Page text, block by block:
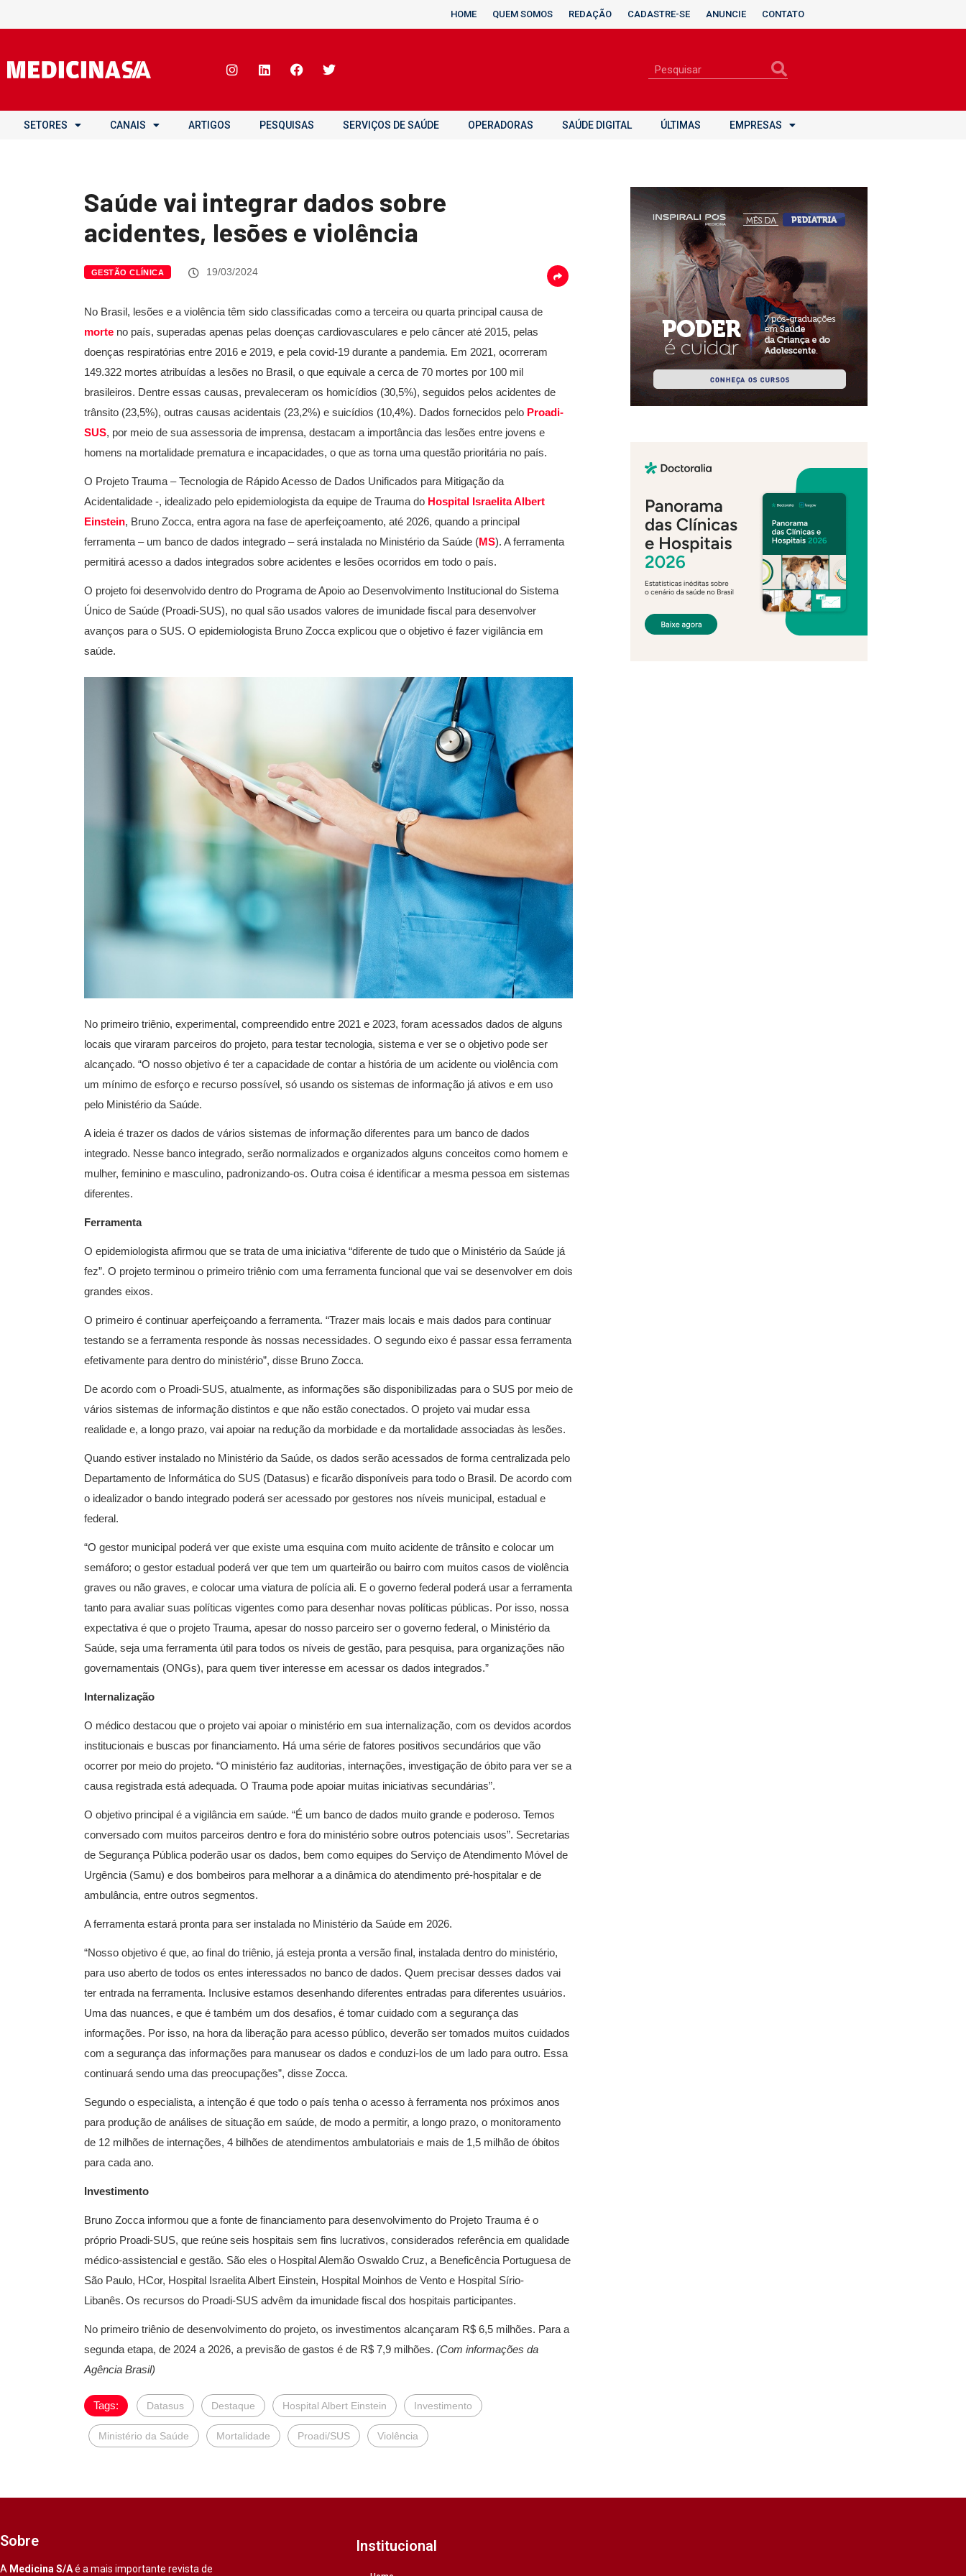
HOME QUEM SOMOS REDAÇÃO CADASTRE-SE ANUNCIE CONTATO
SETORES CANAIS ARTIGOS PESQUISAS SERVIÇOS DE SAÚDE OPERADORAS SAÚDE DIGITAL ÚLTIMAS EMPRESAS
Saúde vai integrar dados sobre
acidentes, lesões e violência
GESTÃO CLÍNICA 19/03/2024
No Brasil, lesões e a violência têm sido classificadas como a terceira ou quarta principal causa de
morte no país, superadas apenas pelas doenças cardiovasculares e pelo câncer até 2015, pelas
doenças respiratórias entre 2016 e 2019, e pela covid-19 durante a pandemia. Em 2021, ocorreram
149.322 mortes atribuídas a lesões no Brasil, o que equivale a cerca de 70 mortes por 100 mil
brasileiros. Dentre essas causas, prevaleceram os homicídios (30,5%), seguidos pelos acidentes de
trânsito (23,5%), outras causas acidentais (23,2%) e suicídios (10,4%). Dados fornecidos pelo Proadi-
SUS, por meio de sua assessoria de imprensa, destacam a importância das lesões entre jovens e
homens na mortalidade prematura e incapacidades, o que as torna uma questão prioritária no país.
O Projeto Trauma – Tecnologia de Rápido Acesso de Dados Unificados para Mitigação da
Acidentalidade -, idealizado pelo epidemiologista da equipe de Trauma do Hospital Israelita Albert
Einstein, Bruno Zocca, entra agora na fase de aperfeiçoamento, até 2026, quando a principal
ferramenta – um banco de dados integrado – será instalada no Ministério da Saúde (MS). A ferramenta
permitirá acesso a dados integrados sobre acidentes e lesões ocorridos em todo o país.
O projeto foi desenvolvido dentro do Programa de Apoio ao Desenvolvimento Institucional do Sistema
Único de Saúde (Proadi-SUS), no qual são usados valores de imunidade fiscal para desenvolver
avanços para o SUS. O epidemiologista Bruno Zocca explicou que o objetivo é fazer vigilância em
saúde.
No primeiro triênio, experimental, compreendido entre 2021 e 2023, foram acessados dados de alguns
locais que viraram parceiros do projeto, para testar tecnologia, sistema e ver se o objetivo pode ser
alcançado. “O nosso objetivo é ter a capacidade de contar a história de um acidente ou violência com
um mínimo de esforço e recurso possível, só usando os sistemas de informação já ativos e em uso
pelo Ministério da Saúde.
A ideia é trazer os dados de vários sistemas de informação diferentes para um banco de dados
integrado. Nesse banco integrado, serão normalizados e organizados alguns conceitos como homem e
mulher, feminino e masculino, padronizando-os. Outra coisa é identificar a mesma pessoa em sistemas
diferentes.
Ferramenta
O epidemiologista afirmou que se trata de uma iniciativa “diferente de tudo que o Ministério da Saúde já
fez”. O projeto terminou o primeiro triênio com uma ferramenta funcional que vai se desenvolver em dois
grandes eixos.
O primeiro é continuar aperfeiçoando a ferramenta. “Trazer mais locais e mais dados para continuar
testando se a ferramenta responde às nossas necessidades. O segundo eixo é passar essa ferramenta
efetivamente para dentro do ministério”, disse Bruno Zocca.
De acordo com o Proadi-SUS, atualmente, as informações são disponibilizadas para o SUS por meio de
vários sistemas de informação distintos e que não estão conectados. O projeto vai mudar essa
realidade e, a longo prazo, vai apoiar na redução da morbidade e da mortalidade associadas às lesões.
Quando estiver instalado no Ministério da Saúde, os dados serão acessados de forma centralizada pelo
Departamento de Informática do SUS (Datasus) e ficarão disponíveis para todo o Brasil. De acordo com
o idealizador o bando integrado poderá ser acessado por gestores nos níveis municipal, estadual e
federal.
“O gestor municipal poderá ver que existe uma esquina com muito acidente de trânsito e colocar um
semáforo; o gestor estadual poderá ver que tem um quarteirão ou bairro com muitos casos de violência
graves ou não graves, e colocar uma viatura de polícia ali. E o governo federal poderá usar a ferramenta
tanto para avaliar suas políticas vigentes como para desenhar novas políticas públicas. Por isso, nossa
expectativa é que o projeto Trauma, apesar do nosso parceiro ser o governo federal, o Ministério da
Saúde, seja uma ferramenta útil para todos os níveis de gestão, para pesquisa, para organizações não
governamentais (ONGs), para quem tiver interesse em acessar os dados integrados.”
Internalização
O médico destacou que o projeto vai apoiar o ministério em sua internalização, com os devidos acordos
institucionais e buscas por financiamento. Há uma série de fatores positivos secundários que vão
ocorrer por meio do projeto. “O ministério faz auditorias, internações, investigação de óbito para ver se a
causa registrada está adequada. O Trauma pode apoiar muitas iniciativas secundárias”.
O objetivo principal é a vigilância em saúde. “É um banco de dados muito grande e poderoso. Temos
conversado com muitos parceiros dentro e fora do ministério sobre outros potenciais usos”. Secretarias
de Segurança Pública poderão usar os dados, bem como equipes do Serviço de Atendimento Móvel de
Urgência (Samu) e dos bombeiros para melhorar a a dinâmica do atendimento pré-hospitalar e de
ambulância, entre outros segmentos.
A ferramenta estará pronta para ser instalada no Ministério da Saúde em 2026.
“Nosso objetivo é que, ao final do triênio, já esteja pronta a versão final, instalada dentro do ministério,
para uso aberto de todos os entes interessados no banco de dados. Quem precisar desses dados vai
ter entrada na ferramenta. Inclusive estamos desenhando diferentes entradas para diferentes usuários.
Uma das nuances, e que é também um dos desafios, é tomar cuidado com a segurança das
informações. Por isso, na hora da liberação para acesso público, deverão ser tomados muitos cuidados
com a segurança das informações para manusear os dados e conduzi-los de um lado para outro. Essa
continuará sendo uma das preocupações”, disse Zocca.
Segundo o especialista, a intenção é que todo o país tenha o acesso à ferramenta nos próximos anos
para produção de análises de situação em saúde, de modo a permitir, a longo prazo, o monitoramento
de 12 milhões de internações, 4 bilhões de atendimentos ambulatoriais e mais de 1,5 milhão de óbitos
para cada ano.
Investimento
Bruno Zocca informou que a fonte de financiamento para desenvolvimento do Projeto Trauma é o
próprio Proadi-SUS, que reúne seis hospitais sem fins lucrativos, considerados referência em qualidade
médico-assistencial e gestão. São eles o Hospital Alemão Oswaldo Cruz, a Beneficência Portuguesa de
São Paulo, HCor, Hospital Israelita Albert Einstein, Hospital Moinhos de Vento e Hospital Sírio-
Libanês. Os recursos do Proadi-SUS advêm da imunidade fiscal dos hospitais participantes.
No primeiro triênio de desenvolvimento do projeto, os investimentos alcançaram R$ 6,5 milhões. Para a
segunda etapa, de 2024 a 2026, a previsão de gastos é de R$ 7,9 milhões. (Com informações da
Agência Brasil)
Tags: Datasus Destaque Hospital Albert Einstein Investimento
Ministério da Saúde Mortalidade Proadi/SUS Violência
Sobre
A Medicina S/Aé a mais importante revista de
Institucional